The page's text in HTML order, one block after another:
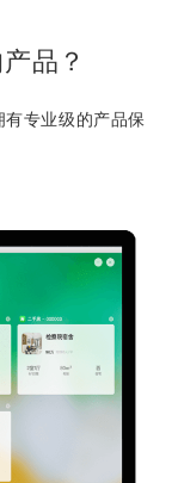
品？
专业级的产品保